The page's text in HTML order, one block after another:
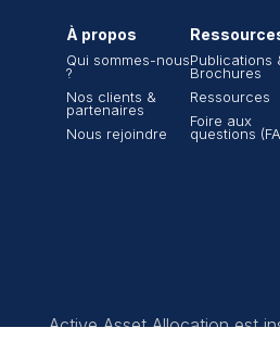
À propos
Qui sommes-nous
?
Nos clients &
partenaires
Nous rejoindre
Publications
Brochures
Ressources
Foire aux
questions
Active Asset Allocation est